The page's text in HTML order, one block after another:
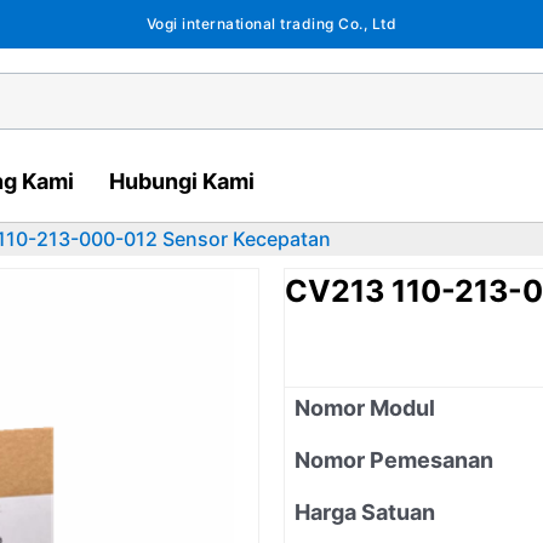
Vogi international trading Co., Ltd
Kami Hubungi Kami
213-000-012 Sensor Kecepatan
CV213 110-213-
Nomor Modul
Nomor Pemesanan
Harga Satuan